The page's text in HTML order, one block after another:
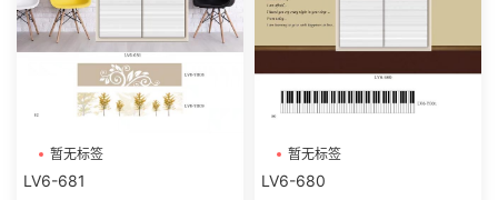
暂无标签
LV6-681
暂无标签
LV6-680